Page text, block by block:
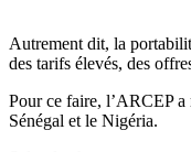
Autrement dit, la
des tarifs élevés, des
Pour ce faire, l’ARCEP
Sénégal et le Nigéria.